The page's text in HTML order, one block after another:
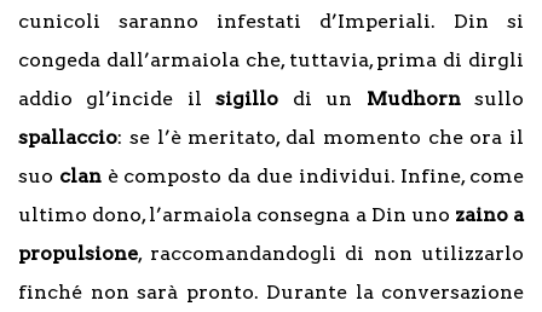
cunicoli saranno infestati d’Imperiali. Din si
congeda dall’armaiola che, tuttavia, prima di dirgli
addio gl’incide ilsigillo di un Mudhornsullo
spallaccio: se l’è meritato, dal momento che ora il
suo clanè composto da due individui. Infine, come
ultimo dono, l’armaiola consegna a Din uno zaino a
propulsione, raccomandandogli di non utilizzarlo
finché non sarà pronto. Durante la conversazione